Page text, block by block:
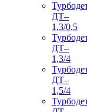
ДТ–
1,3/0,5
ДТ–
1,3/4
ДТ–
1,5/4